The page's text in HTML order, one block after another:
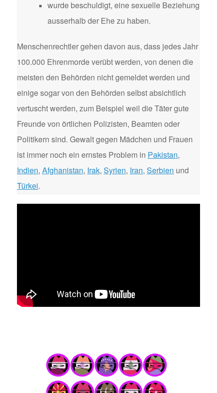
wurde beschuldigt, eine sexuelle Beziehung
ausserhalb der Ehe zu haben.
Menschenrechtler gehen davon aus, dass jedes Jahr
100.000 Ehrenmorde verübt werden, von denen die
meisten den Behörden nicht gemeldet werden und
einige sogar von den Behörden selbst absichtlich
vertuscht werden, zum Beispiel weil die Täter gute
Freunde von örtlichen Polizisten, Beamten oder
Politikern sind. Gewalt gegen Mädchen und Frauen
ist immer noch ein ernstes Problem in Pakistan,
Indien, Afghanistan, Irak, Syrien, Iran, Serbien und
Türkei.